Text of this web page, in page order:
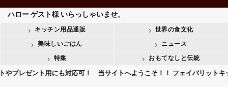
ハロー ゲスト様いらっしゃいませ。
キッチン用品通販 世界の食文化
美味しいごはん ニュース
特集 おもてなしと伝統
ト用にも対応可！ 当サイトへようこそ！！ フェイバリットキッチン